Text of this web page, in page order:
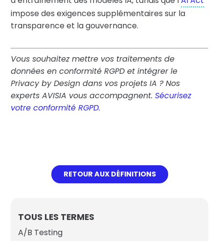
RETOUR AUX DÉFINITIONS
TOUS LES TERMES
A/B Testing
impose des exigences supplémentaires sur la
transparence et la gouvernance.
Vous souhaitez mettre vos traitements de
données en conformité RGPD et intégrer le
Privacy by Design dans vos projets IA ? Nos
experts AVISIA vous accompagnent.Sécurisez
votre conformité RGPD.